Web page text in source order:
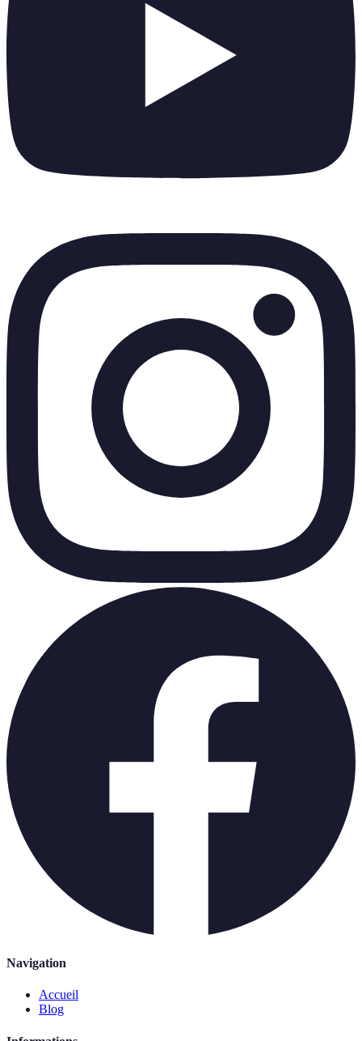
Navigation
Accueil
Blog